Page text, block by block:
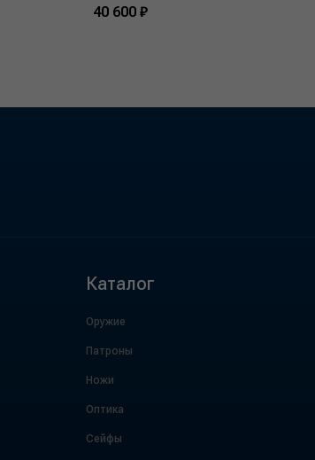
40 600 ₽
Каталог
Оружие
Патроны
Ножи
Оптика
Сейфы